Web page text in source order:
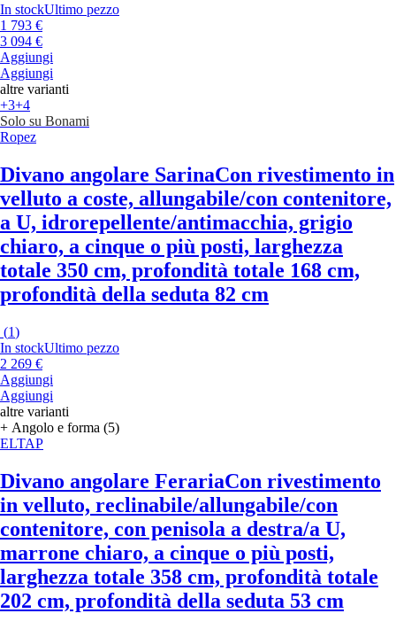
In stockUltimo pezzo
1 793 €
3 094 €
Aggiungi
Aggiungi
altre varianti
+3+4
Solo su Bonami
Ropez
Divano angolare SarinaCon rivestimento in
velluto a coste, allungabile/con contenitore,
a U, idrorepellente/antimacchia, grigio
chiaro, a cinque o più posti, larghezza
totale 350 cm, profondità totale 168 cm,
profondità della seduta 82 cm
(1)
In stockUltimo pezzo
2 269 €
Aggiungi
Aggiungi
altre varianti
+ Angolo e forma (5)
ELTAP
Divano angolare FerariaCon rivestimento
in velluto, reclinabile/allungabile/con
contenitore, con penisola a destra/a U,
marrone chiaro, a cinque o più posti,
larghezza totale 358 cm, profondità totale
202 cm, profondità della seduta 53 cm